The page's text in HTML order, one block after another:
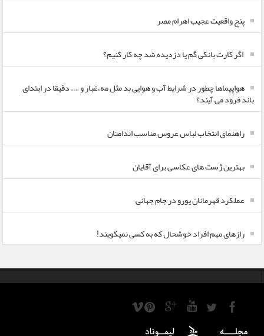
پنج واقعیت عجیب اهرام مصر
اگر کارت بانکی گم یا دزدیده شد چه کار کنیم؟
هواپیماها چطور در شرایط آب و هوایی بد مثل مه،غبار و …. دقیقا در ابتدای
باند فرود می آیند؟
راهنمای انتخاب لباس عروس مناسب اندامتان
بهترین ژست های عکاسی برای آقایان
عملکرد قهرمانان یورو در جام جهانی
رازهای مهم افراد خوشحال که به کسی نمیگویند!